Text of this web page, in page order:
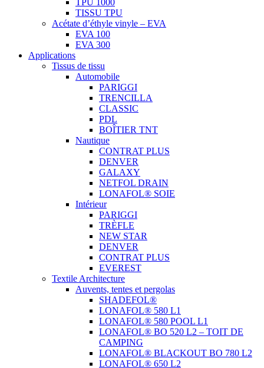
TPU 1000
TISSU TPU
Acétate d’éthyle vinyle – EVA
EVA 100
EVA 300
Applications
Tissus de tissu
Automobile
PARIGGI
TRENCILLA
CLASSIC
PDL
BOÎTIER TNT
Nautique
CONTRAT PLUS
DENVER
GALAXY
NETFOL DRAIN
LONAFOL® SOIE
Intérieur
PARIGGI
TRÈFLE
NEW STAR
DENVER
CONTRAT PLUS
EVEREST
Textile Architecture
Auvents, tentes et pergolas
SHADEFOL®
LONAFOL® 580 L1
LONAFOL® 580 POOL L1
LONAFOL® BO 520 L2 – TOIT DE
CAMPING
LONAFOL® BLACKOUT BO 780 L2
LONAFOL® 650 L2